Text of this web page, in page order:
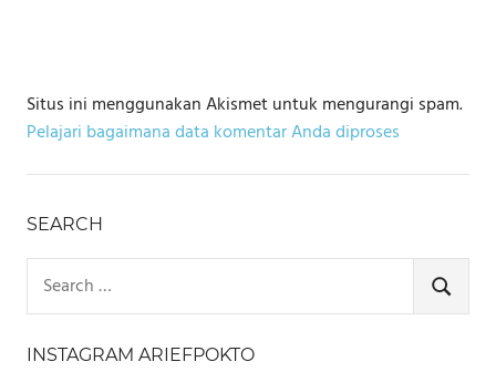
Situs ini menggunakan Akismet untuk mengurangi spam.
Pelajari bagaimana data komentar Anda diproses
SEARCH
for:
SEARCH
INSTAGRAM ARIEFPOKTO